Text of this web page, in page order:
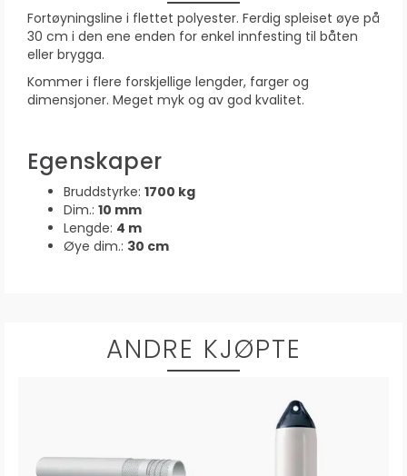
Fortøyningsline i flettet polyester. Ferdig spleiset øye på
30 cm i den ene enden for enkel innfesting til båten
eller brygga.
Kommer i flere forskjellige lengder, farger og
dimensjoner. Meget myk og av god kvalitet.
Egenskaper
Bruddstyrke: 1700 kg
Dim.: 10 mm
Lengde: 4 m
Øye dim.: 30 cm
ANDRE KJØPTE